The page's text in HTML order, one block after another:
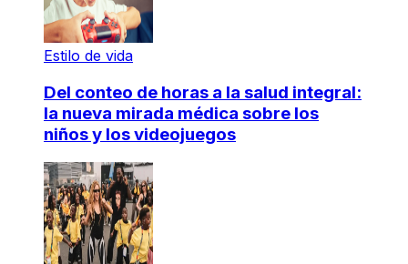
Estilo de vida
Del conteo de horas a la salud integral:
la nueva mirada médica sobre los
niños y los videojuegos